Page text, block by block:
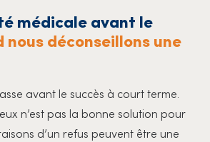
médicale avant le
nous déconseillons une
avant le succès à court terme.
n’est pas la bonne solution pour
d’un refus peuvent être une